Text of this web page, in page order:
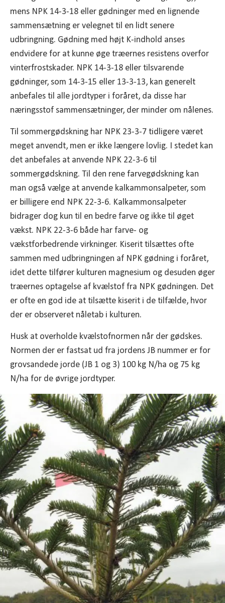
mens NPK 14-3-18 eller gødninger med en lignende
sammensætning er velegnet til en lidt senere
udbringning. Gødning med højt K-indhold anses
endvidere for at kunne øge træernes resistens overfor
vinterfrostskader. NPK 14-3-18 eller tilsvarende
gødninger, som 14-3-15 eller 13-3-13, kan generelt
anbefales til alle jordtyper i foråret, da disse har
næringsstof sammensætninger, der minder om nålenes.
Til sommergødskning har NPK 23-3-7 tidligere været
meget anvendt, men er ikke længere lovlig. I stedet kan
det anbefales at anvende NPK 22-3-6 til
sommergødskning. Til den rene farvegødskning kan
man også vælge at anvende kalkammonsalpeter, som
er billigere end NPK 22-3-6. Kalkammonsalpeter
bidrager dog kun til en bedre farve og ikke til øget
vækst. NPK 22-3-6 både har farve- og
vækstforbedrende virkninger. Kiserit tilsættes ofte
sammen med udbringningen af NPK gødning i foråret,
idet dette tilfører kulturen magnesium og desuden øger
træernes optagelse af kvælstof fra NPK gødningen. Det
er ofte en god ide at tilsætte kiserit i de tilfælde, hvor
der er observeret nåletab i kulturen.
Husk at overholde kvælstofnormen når der gødskes.
Normen der er fastsat ud fra jordens JB nummer er for
grovsandede jorde (JB 1 og 3) 100 kg N/ha og 75 kg
N/ha for de øvrige jordtyper.